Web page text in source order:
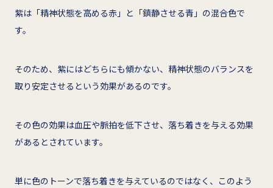
紫は「精神状態を高める赤」と「鎮静させる青」の混合色で
す。
そのため、紫にはどちらにも傾かない、精神状態のバランスを
取り安定させるという効果があるのです。
その色の効果は血圧や脈拍を低下させ、落ち着きを与える効果
があるとされています。
単に色のトーンで落ち着きを与えているのではなく、このよう